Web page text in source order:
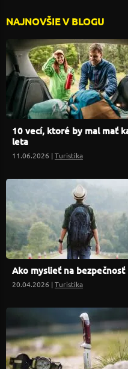
NAJNOVŠIE V BLOGU
10 vecí, ktoré by mal mať
leta
11.06.2026 |Turistika
Ako myslieť na bezpečnosť
20.04.2026 |Turistika